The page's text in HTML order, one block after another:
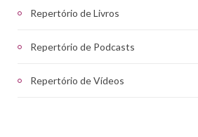
Repertório de Livros
Repertório de Podcasts
Repertório de Vídeos